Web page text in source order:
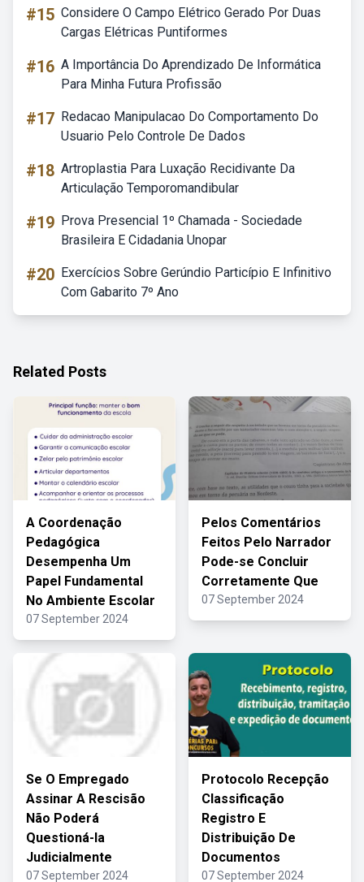
#15 Considere O Campo Elétrico Gerado Por Duas
Cargas Elétricas Puntiformes
#16 A Importância Do Aprendizado De Informática
Para Minha Futura Profissão
#17 Redacao Manipulacao Do Comportamento Do
Usuario Pelo Controle De Dados
#18 Artroplastia Para Luxação Recidivante Da
Articulação Temporomandibular
#19 Prova Presencial 1º Chamada - Sociedade
Brasileira E Cidadania Unopar
#20 Exercícios Sobre Gerúndio Particípio E Infinitivo
Com Gabarito 7º Ano
Related Posts
A Coordenação
Pedagógica
Desempenha Um
Papel Fundamental
No Ambiente Escolar
07 September 2024
Pelos Comentários
Feitos Pelo Narrador
Pode-se Concluir
Corretamente Que
07 September 2024
Se O Empregado
Assinar A Rescisão
Não Poderá
Questioná-la
Judicialmente
07 September 2024
Protocolo Recepção
Classificação
Registro E
Distribuição De
Documentos
07 September 2024